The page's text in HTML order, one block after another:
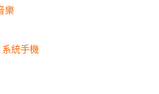
樂
系統手機